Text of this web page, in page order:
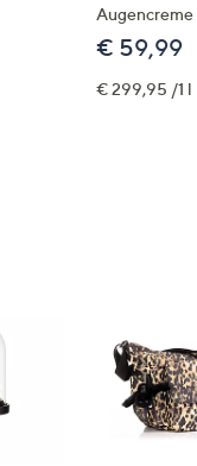
€ 59,99
€ 299,95 /1 l